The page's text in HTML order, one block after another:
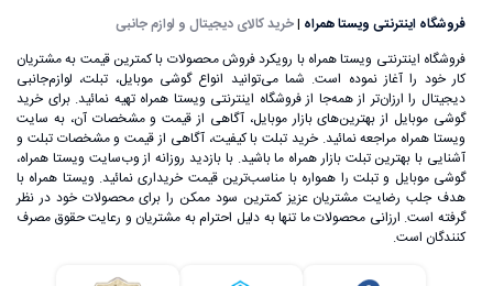
فروشگاه اینترنتی ویستا همراه |خرید کالای دیجیتال و لوازم جانبی
فروشگاه اینترنتی ویستا همراه با رویکرد فروش محصولات با کمترین قیمت به مشتریان
کار خود را آغاز نموده است. شما می‌توانید انواع گوشی موبایل، تبلت، لوازم‌جانبی
دیجیتال را ارزان‌تر از همه‌جا از فروشگاه اینترنتی ویستا همراه تهیه نمائید. برای خرید
گوشی موبایل از بهترین‌های بازار موبایل، آگاهی از قیمت و مشخصات آن، به ‌سایت
ویستا همراه مراجعه نمائید. خرید تبلت با کیفیت، آگاهی از قیمت و مشخصات تبلت و
آشنایی با بهترین تبلت بازار همراه ما باشید. با بازدید روزانه از وب‌سایت ویستا همراه،
گوشی موبایل و تبلت را همواره با مناسب‌ترین قیمت خریداری نمائید. ویستا همراه با
هدف جلب رضایت مشتریان عزیز کمترین سود ممکن را برای محصولات خود در نظر
گرفته است. ارزانی محصولات ما تنها به دلیل احترام به مشتریان و رعایت حقوق مصرف
کنندگان است.